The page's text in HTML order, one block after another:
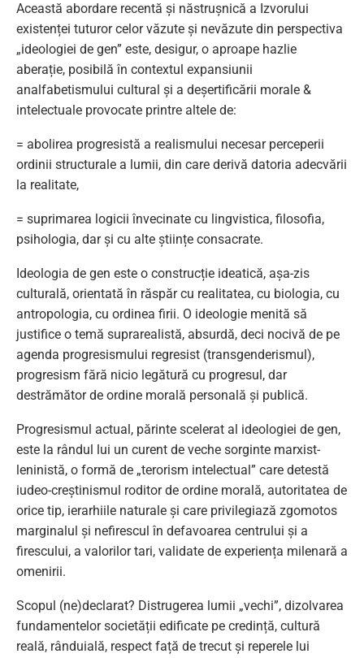
Această abordare recentă și năstrușnică a Izvorului
existenței tuturor celor văzute și nevăzute din perspectiva
„ideologiei de gen” este, desigur, o aproape hazlie
aberație, posibilă în contextul expansiunii
analfabetismului cultural și a deșertificării morale &
intelectuale provocate printre altele de:
= abolirea progresistă a realismului necesar perceperii
ordinii structurale a lumii, din care derivă datoria adecvării
la realitate,
= suprimarea logicii învecinate cu lingvistica, filosofia,
psihologia, dar și cu alte științe consacrate.
Ideologia de gen este o construcție ideatică, așa-zis
culturală, orientată în răspăr cu realitatea, cu biologia, cu
antropologia, cu ordinea firii. O ideologie menită să
justifice o temă suprarealistă, absurdă, deci nocivă de pe
agenda progresismului regresist (transgenderismul),
progresism fără nicio legătură cu progresul, dar
destrămător de ordine morală personală și publică.
Progresismul actual, părinte scelerat al ideologiei de gen,
este la rândul lui un curent de veche sorginte marxist-
leninistă, o formă de „terorism intelectual” care detestă
iudeo-creștinismul roditor de ordine morală, autoritatea de
orice tip, ierarhiile naturale și care privilegiază zgomotos
marginalul și nefirescul în defavoarea centrului și a
firescului, a valorilor tari, validate de experiența milenară a
omenirii.
Scopul (ne)declarat? Distrugerea lumii „vechi”, dizolvarea
fundamentelor societății edificate pe credință, cultură
reală, rânduială, respect față de trecut și reperele lui